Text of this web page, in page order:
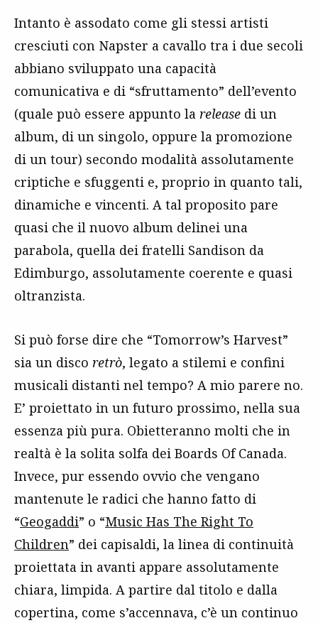
Intanto è assodato come gli stessi artisti
cresciuti con Napster a cavallo tra i due secoli
abbiano sviluppato una capacità
comunicativa e di “sfruttamento” dell’evento
(quale può essere appunto la release di un
album, di un singolo, oppure la promozione
di un tour) secondo modalità assolutamente
criptiche e sfuggenti e, proprio in quanto tali,
dinamiche e vincenti. A tal proposito pare
quasi che il nuovo album delinei una
parabola, quella dei fratelli Sandison da
Edimburgo, assolutamente coerente e quasi
oltranzista.
Si può forse dire che “Tomorrow’s Harvest”
sia un disco retrò, legato a stilemi e confini
musicali distanti nel tempo? A mio parere no.
E’ proiettato in un futuro prossimo, nella sua
essenza più pura. Obietteranno molti che in
realtà è la solita solfa dei Boards Of Canada.
Invece, pur essendo ovvio che vengano
mantenute le radici che hanno fatto di
“Geogaddi” o “Music Has The Right To
Children” dei capisaldi, la linea di continuità
proiettata in avanti appare assolutamente
chiara, limpida. A partire dal titolo e dalla
copertina, come s’accennava, c’è un continuo